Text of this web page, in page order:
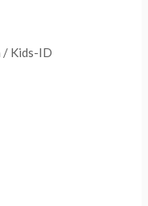
/ Kids-ID